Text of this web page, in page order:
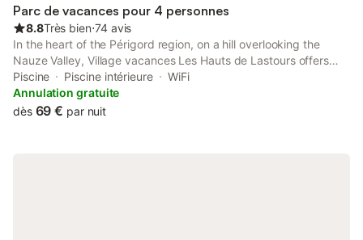
Parc de vacances pour 4 personnes
8.8Très bien⋅74 avis
In the heart of the Périgord region, on a hill overlooking the
Nauze Valley, Village vacances Les Hauts de Lastours offers
self-catering accommodation, an outdoor swimming pool, and
free Wi-Fi in public areas.
Piscine Piscine intérieure
WiFi
Annulation gratuite
dès 69 € par nuit